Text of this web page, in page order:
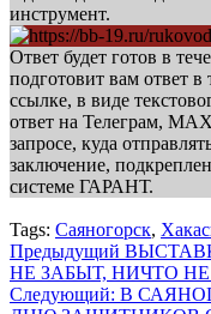
инструмент.
Ответ будет готов в
подготовит вам ответ
ссылке, в виде
ответ на Телеграм,
запросе, куда
заключение,
системе ГАРАНТ.
Tags: Саяногорск,
Навигация
записи
Предыдущий
НЕ ЗАБЫТ, НИЧТО
Следующий: В